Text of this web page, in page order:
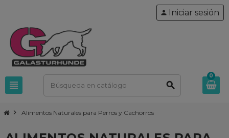
view_headline search
person Iniciar sesión
0
chevron_right Alimentos Naturales para Perros y Cachorros